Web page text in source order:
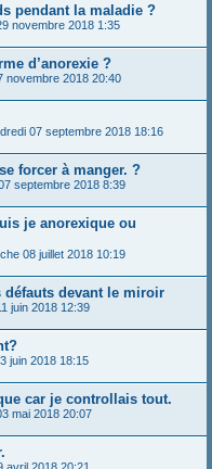
pendant la maladie ?
novembre 2018 1:35
d’anorexie ?
novembre 2018 20:40
07 septembre 2018 18:16
forcer à manger. ?
septembre 2018 8:39
je anorexique ou
08 juillet 2018 10:19
défauts devant le miroir
juin 2018 12:39
juin 2018 18:15
car je controllais tout.
mai 2018 20:07